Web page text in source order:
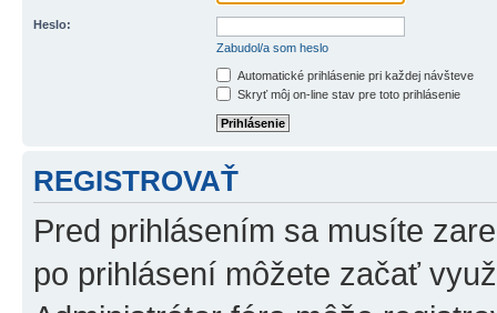
Heslo:
Zabudol/a som heslo
Automatické prihlásenie pri každej návšteve
Skryť môj on-line stav pre toto prihlásenie
REGISTROVAŤ
Pred prihlásením sa musíte
po prihlásení môžete začať